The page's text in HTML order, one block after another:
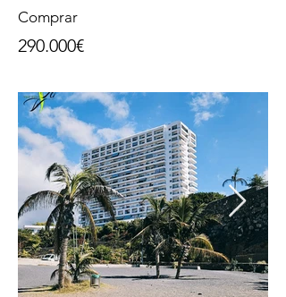
Comprar
290.000€